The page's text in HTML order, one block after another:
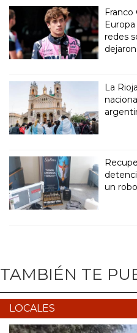
redes
La
un
TAMBIÉN TE
LOCALES